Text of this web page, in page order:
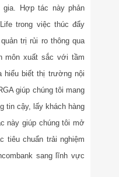
Hợp tác này phản
trong việc thúc đẩy
trị rủi ro thông qua
môn xuất sắc với tầm
biết thị trường nội
giúp chúng tôi mang
tin cậy, lấy khách hàng
này giúp chúng tôi mở
tiêu chuẩn trải nghiệm
sang lĩnh vực